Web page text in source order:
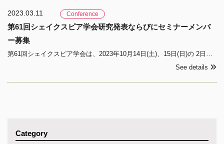
2023.03.11 Conference
第61回シェイクスピア学会研究発表ならびにセミナーメンバ
ー募集
第61回シェイクスピア学会は、2023年10月14日(土)、15日(日)の 2日間にわたり、立正大学 (東京都品川区)にて開催されます。つきましては、下記により研究発表ならびにセミナー・メンバーを募集いたします。募集要項
See details
Category